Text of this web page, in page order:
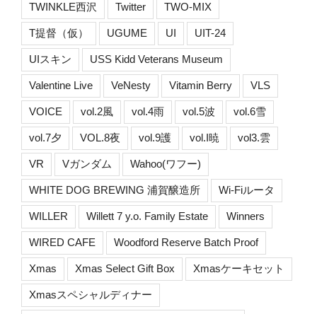
TWINKLE西沢 Twitter TWO-MIX
T提督（仮） UGUME UI UIT-24
UIスキン USS Kidd Veterans Museum
Valentine Live VeNesty Vitamin Berry VLS
VOICE vol.2風 vol.4雨 vol.5波 vol.6雪
vol.7夕 VOL.8夜 vol.9護 vol.I暁 vol3.雲
VR Vガンダム Wahoo(ワフー)
WHITE DOG BREWING 浦賀醸造所 Wi-Fiルータ
WILLER Willett 7 y.o. Family Estate Winners
WIRED CAFE Woodford Reserve Batch Proof
Xmas Xmas Select Gift Box Xmasケーキセット
Xmasスペシャルディナー